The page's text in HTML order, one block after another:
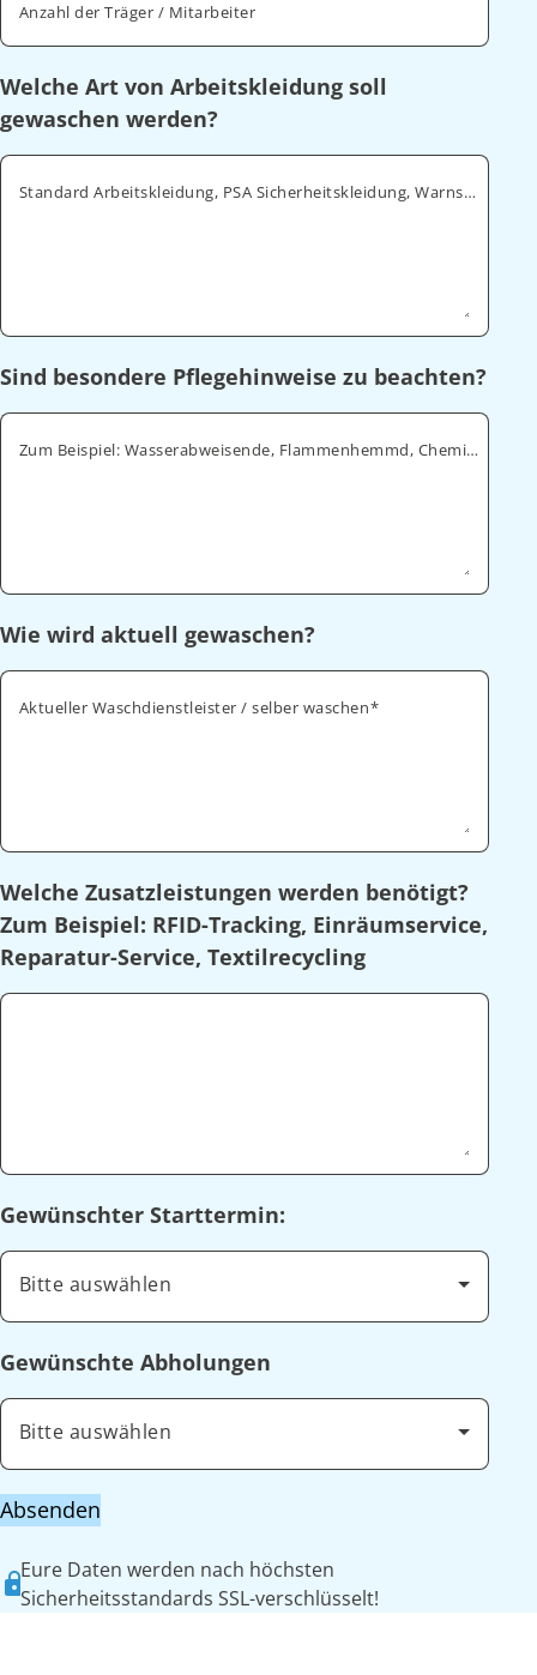
Anzahl der Träger / Mitarbeiter
Welche Art von Arbeitskleidung soll
gewaschen werden?
Standard Arbeitskleidung, PSA Sicherheitskleidung, Warnschutz, ESD
Sind besondere Pflegehinweise zu beachten?
Zum Beispiel: Wasserabweisende, Flammenhemmd, Chemikalienabweisende
Wie wird aktuell gewaschen?
Aktueller Waschdienstleister / selber waschen
Welche Zusatzleistungen werden benötigt?
Zum Beispiel: RFID-Tracking, Einräumservice,
Reparatur-Service, Textilrecycling
Gewünschter Starttermin:
Bitte auswählen
Gewünschte Abholungen
Bitte auswählen
Absenden
Eure Daten werden nach höchsten
Sicherheitsstandards SSL-verschlüsselt!